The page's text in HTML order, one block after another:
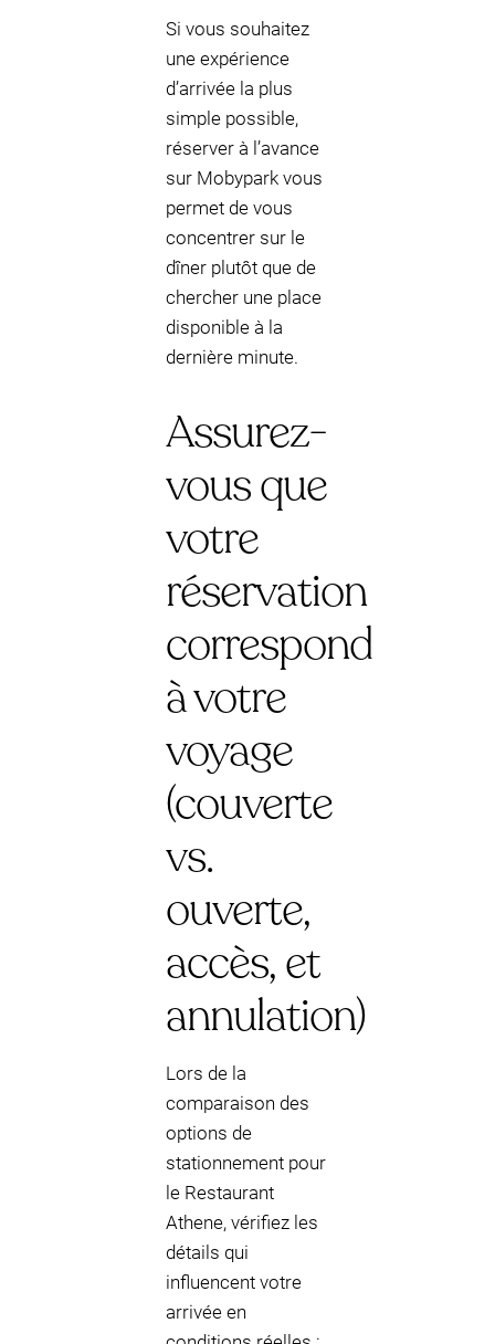
Si vous souhaitez
une expérience
d’arrivée la plus
simple possible,
réserver à l’avance
sur Mobypark vous
permet de vous
concentrer sur le
dîner plutôt que de
chercher une place
disponible à la
dernière minute.
Assurez-
vous que
votre
réservation
correspond
à votre
voyage
(couverte
vs.
ouverte,
accès, et
annulation)
Lors de la
comparaison des
options de
stationnement pour
le Restaurant
Athene, vérifiez les
détails qui
influencent votre
arrivée en